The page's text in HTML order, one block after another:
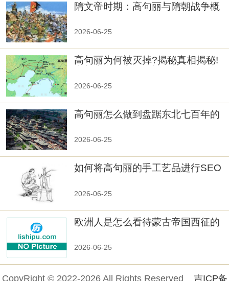
隋文帝时期：高句丽与隋朝战争概
2026-06-25
高句丽为何被灭掉?揭秘真相揭秘!
2026-06-25
高句丽怎么做到盘踞东北七百年的
2026-06-25
如何将高句丽的手工艺品进行SEO
2026-06-25
欧洲人是怎么看待蒙古帝国西征的
2026-06-25
CopyRight © 2022-2026 All Rights Reserved 吉ICP备